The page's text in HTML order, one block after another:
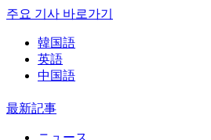
주요 기사 바로가기
韓国語
英語
中国語
最新記事